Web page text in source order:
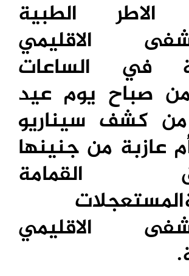
الاطر الطبية
الاقليمي
في الساعات
من صباح يوم عيد
من كشف سيناريو
عازبة من جنينها
القمامة
الاقليمي